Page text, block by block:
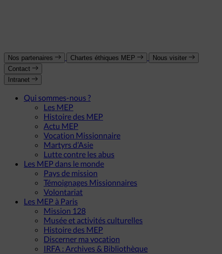
Nos partenaires Chartes éthiques MEP
Nous visiter
Contact
Intranet
Qui sommes-nous ?
Les MEP
Histoire des MEP
Actu MEP
Vocation Missionnaire
Martyrs d’Asie
Lutte contre les abus
Les MEP dans le monde
Pays de mission
Témoignages Missionnaires
Volontariat
Les MEP à Paris
Mission 128
Musée et activités culturelles
Histoire des MEP
Discerner ma vocation
IRFA : Archives & Bibliothèque